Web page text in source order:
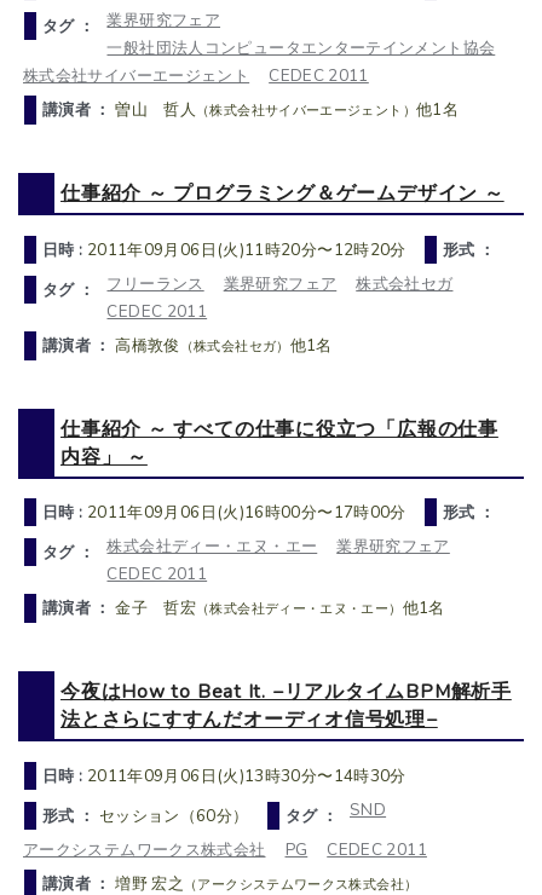
タグ ：
業界研究フェア
一般社団法人コンピュータエンターテインメント協会
株式会社サイバーエージェント
CEDEC 2011
講演者 ：曽山 哲人 （株式会社サイバーエージェント） 他1名
仕事紹介 ～ プログラミング＆ゲームデザイン ～
日時 : 2011年09月06日(火)11時20分〜12時20分
形式 ：
タグ ：
フリーランス 業界研究フェア
株式会社セガ
CEDEC 2011
講演者 ：高橋敦俊 （株式会社セガ） 他1名
仕事紹介 ～ すべての仕事に役立つ「広報の仕事
内容」 ～
日時 : 2011年09月06日(火)16時00分〜17時00分
形式 ：
タグ ：
株式会社ディー・エヌ・エー
業界研究フェア
CEDEC 2011
講演者 ：金子 哲宏 （株式会社ディー・エヌ・エー） 他1名
今夜はHow to Beat It. −リアルタイムBPM解析手
法とさらにすすんだオーディオ信号処理−
日時 : 2011年09月06日(火)13時30分〜14時30分
形式 ： セッション（60分） タグ ：
SND
アークシステムワークス株式会社
PG
CEDEC 2011
講演者 ：増野 宏之 （アークシステムワークス株式会社）